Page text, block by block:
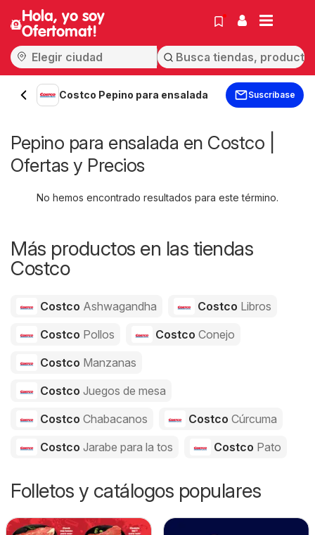
Hola, yo soy
Ofertomat!
Costco Pepino para ensalada Suscríbase
Pepino para ensalada en Costco |
Ofertas y Precios
No hemos encontrado resultados para este término.
Más productos en las tiendas
Costco
Costco Ashwagandha Costco Libros
Costco Pollos Costco Conejo
Costco Manzanas
Costco Juegos de mesa
Costco Chabacanos Costco Cúrcuma
Costco Jarabe para la tos Costco Pato
Folletos y catálogos populares